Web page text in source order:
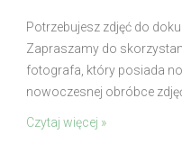
Potrzebujesz zdjęć do
Zapraszamy do
fotografa, który posiada
nowoczesnej obróbce
Czytaj więcej »